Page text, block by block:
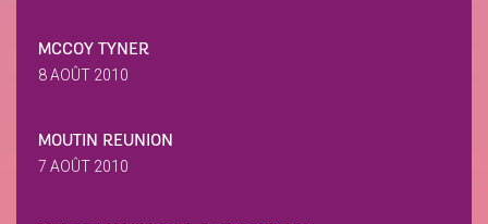
MCCOY TYNER
8 AOÛT 2010
MOUTIN REUNION
7 AOÛT 2010